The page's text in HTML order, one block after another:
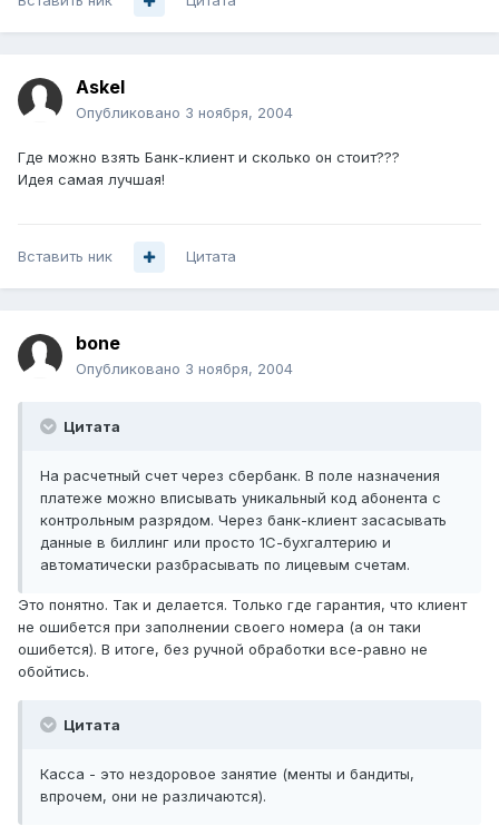
Askel
Опубликовано 3 ноября, 2004
Где можно взять Банк-клиент и сколько он стоит???
Идея самая лучшая!
Вставить ник Цитата
bone
Опубликовано 3 ноября, 2004
Цитата
На расчетный счет через сбербанк. В поле назначения
платеже можно вписывать уникальный код абонента с
контрольным разрядом. Через банк-клиент засасывать
данные в биллинг или просто 1С-бухгалтерию и
автоматически разбрасывать по лицевым счетам.
Это понятно. Так и делается. Только где гарантия, что клиент
не ошибется при заполнении своего номера (а он таки
ошибется). В итоге, без ручной обработки все-равно не
обойтись.
Цитата
Касса - это нездоровое занятие (менты и бандиты,
впрочем, они не различаются).